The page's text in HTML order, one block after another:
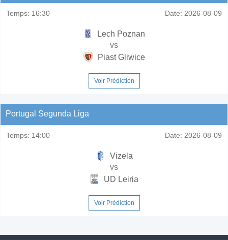
Temps: 16:30 Date: 2026-08-09
Lech Poznan
vs
Piast Gliwice
Voir Prédiction
Portugal Segunda Liga
Temps: 14:00 Date: 2026-08-09
Vizela
vs
UD Leiria
Voir Prédiction